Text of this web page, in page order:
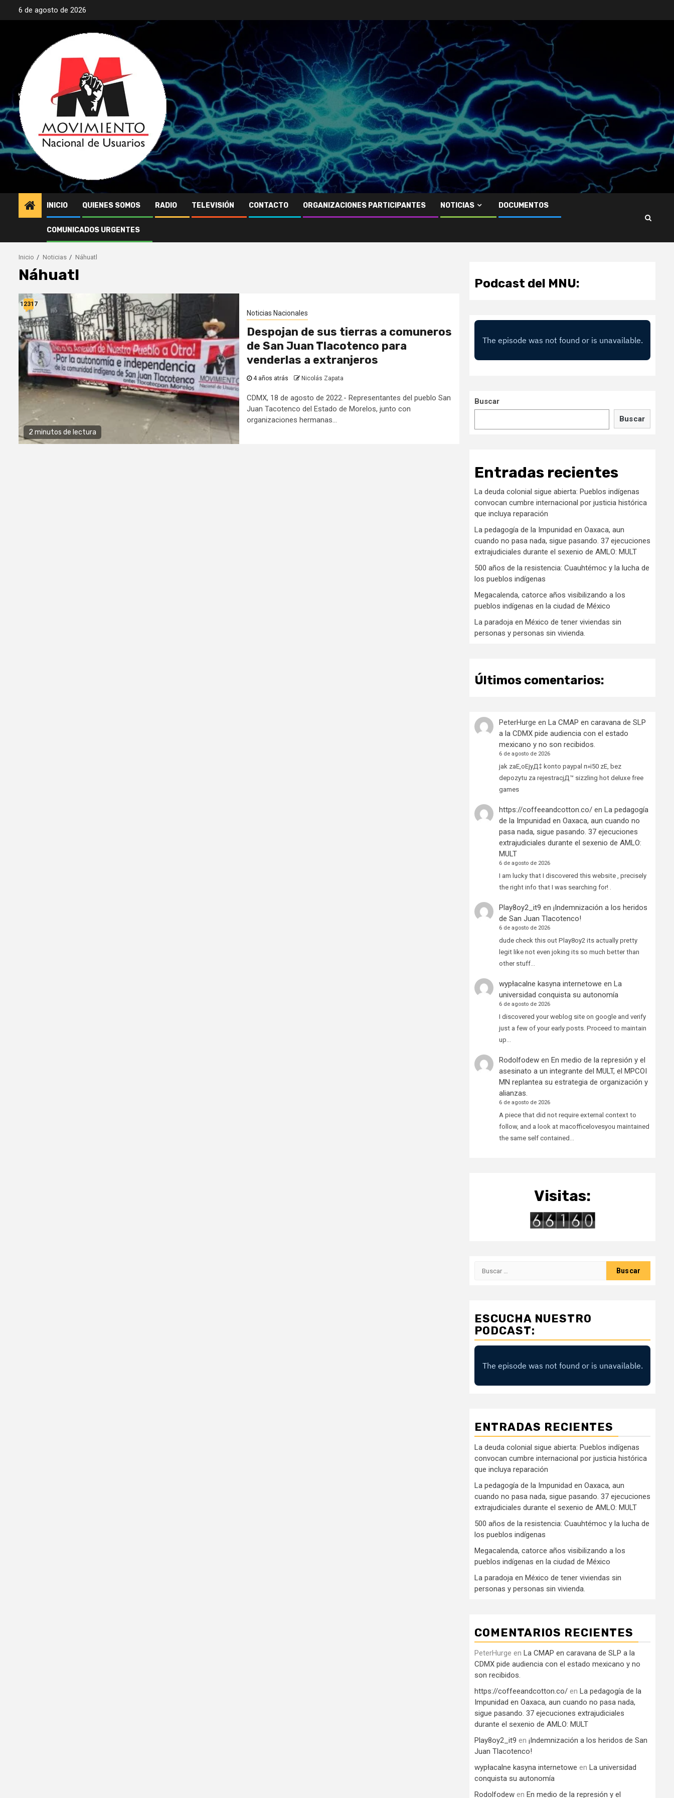
6 de agosto de 2026
INICIO QUIENES SOMOS RADIO TELEVISIÓN CONTACTO ORGANIZACIONES PARTICIPANTES NOTICIAS DOCUMENTOS
COMUNICADOS URGENTES
Inicio Noticias Náhuatl
Náhuatl
2 minutos de lectura
12317
Noticias Nacionales
Despojan de sus tierras a comuneros
de San Juan Tlacotenco para
venderlas a extranjeros
4 años atrás Nicolás Zapata
CDMX, 18 de agosto de 2022.- Representantes del pueblo San
Juan Tacotenco del Estado de Morelos, junto con
organizaciones hermanas...
Podcast del MNU:
Buscar
Buscar
Entradas recientes
La deuda colonial sigue abierta: Pueblos indígenas
convocan cumbre internacional por justicia histórica
que incluya reparación
La pedagogía de la Impunidad en Oaxaca, aun
cuando no pasa nada, sigue pasando. 37 ejecuciones
extrajudiciales durante el sexenio de AMLO: MULT
500 años de la resistencia: Cuauhtémoc y la lucha de
los pueblos indígenas
Megacalenda, catorce años visibilizando a los
pueblos indígenas en la ciudad de México
La paradoja en México de tener viviendas sin
personas y personas sin vivienda.
Últimos comentarios:
PeterHurge en La CMAP en caravana de SLP
a la CDMX pide audiencia con el estado
mexicano y no son recibidos.
6 de agosto de 2026
jak zaЕ‚oЕјyД‡ konto paypal п»ї50 zЕ‚ bez
depozytu za rejestracjД™ sizzling hot deluxe free
games
https://coffeeandcotton.co/en La pedagogía
de la Impunidad en Oaxaca, aun cuando no
pasa nada, sigue pasando. 37 ejecuciones
extrajudiciales durante el sexenio de AMLO:
MULT
6 de agosto de 2026
I am lucky that I discovered this website , precisely
the right info that I was searching for! .
Play8oy2_it9 en ¡Indemnización a los heridos
de San Juan Tlacotenco!
6 de agosto de 2026
dude check this out Play8oy2 its actually pretty
legit like not even joking its so much better than
other stuff…
wypłacalne kasyna internetowe en La
universidad conquista su autonomía
6 de agosto de 2026
I discovered your weblog site on google and verify
just a few of your early posts. Proceed to maintain
up…
Rodolfodewen En medio de la represión y el
asesinato a un integrante del MULT, el MPCOI
MN replantea su estrategia de organización y
alianzas.
6 de agosto de 2026
A piece that did not require external context to
follow, and a look at macofficelovesyou maintained
the same self contained…
Visitas:
ESCUCHA NUESTRO
PODCAST:
ENTRADAS RECIENTES
La deuda colonial sigue abierta: Pueblos indígenas
convocan cumbre internacional por justicia histórica
que incluya reparación
La pedagogía de la Impunidad en Oaxaca, aun
cuando no pasa nada, sigue pasando. 37 ejecuciones
extrajudiciales durante el sexenio de AMLO: MULT
500 años de la resistencia: Cuauhtémoc y la lucha de
los pueblos indígenas
Megacalenda, catorce años visibilizando a los
pueblos indígenas en la ciudad de México
La paradoja en México de tener viviendas sin
personas y personas sin vivienda.
COMENTARIOS RECIENTES
PeterHurge en La CMAP en caravana de SLP a la
CDMX pide audiencia con el estado mexicano y no
son recibidos.
https://coffeeandcotton.co/ en La pedagogía de la
Impunidad en Oaxaca, aun cuando no pasa nada,
sigue pasando. 37 ejecuciones extrajudiciales
durante el sexenio de AMLO: MULT
Play8oy2_it9 en ¡Indemnización a los heridos de San
Juan Tlacotenco!
wypłacalne kasyna internetowe en La universidad
conquista su autonomía
Rodolfodew en En medio de la represión y el